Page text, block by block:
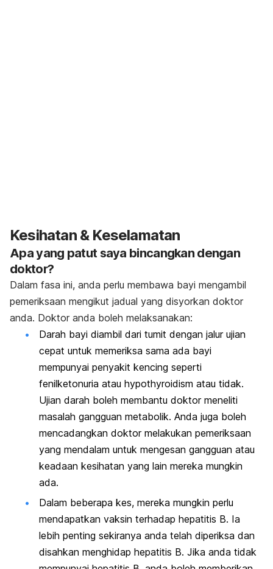
Kesihatan & Keselamatan
Apa yang patut saya bincangkan dengan
doktor?
Dalam fasa ini, anda perlu membawa bayi mengambil
pemeriksaan mengikut jadual yang disyorkan doktor
anda. Doktor anda boleh melaksanakan:
Darah bayi diambil dari tumit dengan jalur ujian
cepat untuk memeriksa sama ada bayi
mempunyai penyakit kencing seperti
fenilketonuria atau hypothyroidism atau tidak.
Ujian darah boleh membantu doktor meneliti
masalah gangguan metabolik. Anda juga boleh
mencadangkan doktor melakukan pemeriksaan
yang mendalam untuk mengesan gangguan atau
keadaan kesihatan yang lain mereka mungkin
ada.
Dalam beberapa kes, mereka mungkin perlu
mendapatkan vaksin terhadap hepatitis B. Ia
lebih penting sekiranya anda telah diperiksa dan
disahkan menghidap hepatitis B. Jika anda tidak